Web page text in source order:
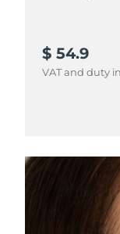
$ 54.9
VAT and duty